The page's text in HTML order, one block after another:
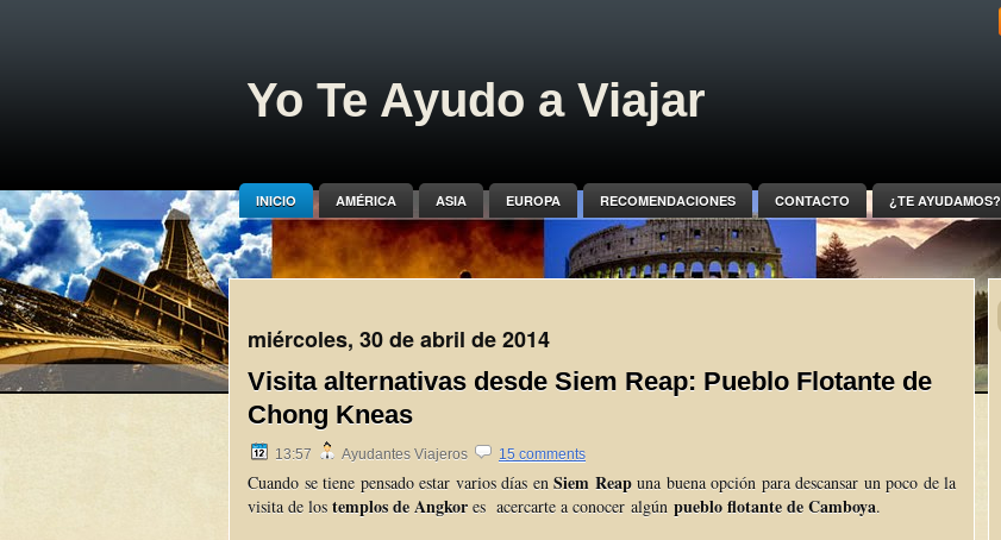
Yo Te Ayudo a Viajar
INICIO AMÉRICA ASIA EUROPA RECOMENDACIONES CONTACTO ¿TE AYUDAMOS?
miércoles, 30 de abril de 2014
Visita alternativas desde Siem Reap: Pueblo Flotante de
Chong Kneas
13:57 Ayudantes Viajeros 15 comments
Cuando se tiene pensado estar varios días en Siem Reapuna buena opción para descansar un poco de la
visita de los templos de Angkor es acercarte a conocer algún pueblo flotante de Camboya.